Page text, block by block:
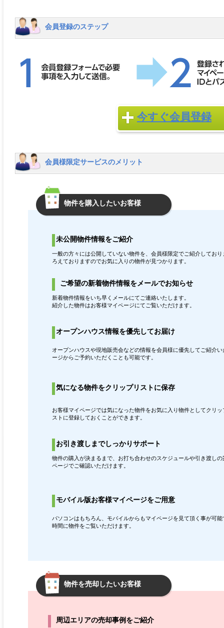
会員登録のステップ
今すぐ会員登録
会員様限定サービスのメリット
物件を購入したいお客様
未公開物件情報をご紹介
一般の方々には公開していない物件を、会員様限定でご紹介しており
ろえておりますのでお気に入りの物件が見つかります。
ご希望の新着物件情報をメールでお知らせ
新着物件情報をいち早くメールにてご連絡いたします。
紹介した物件はお客様マイページにてご覧いただけます。
オープンハウス情報を優先してお届け
オープンハウスや現地販売会などの情報を会員様に優先してご紹介い
ージからご予約いただくことも可能です。
気になる物件をクリップリストに保存
お客様マイページでは気になった物件をお気に入り物件としてクリッ
ストに登録しておくことができます。
お引き渡しまでしっかりサポート
物件の購入が決まるまで、お打ち合わせのスケジュールや引き渡し
ページでご確認いただけます。
モバイル版お客様マイページをご用意
パソコンはもちろん、モバイルからもマイページを見て頂く事が可
時間に物件をご覧いただけます。
物件を売却したいお客様
周辺エリアの売却事例をご紹介